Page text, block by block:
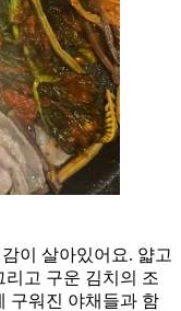
이 살아있어요. 얇고
고 구운 김치의 조
구워진 야채들과 함